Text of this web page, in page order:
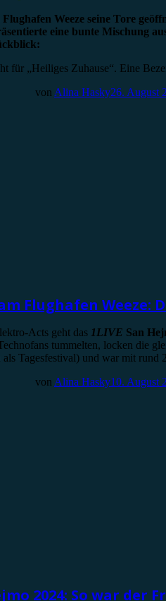
Weeze seine Tore
eine bunte
für „Heiliges Zuhause“. Eine
von Alina Hasky26. August
Flughafen Weeze:
Acts geht das 1LIVE San
tummelten, locken die
als Tagesfestival) und war mit
von Alina Hasky10. August
2024: So war der